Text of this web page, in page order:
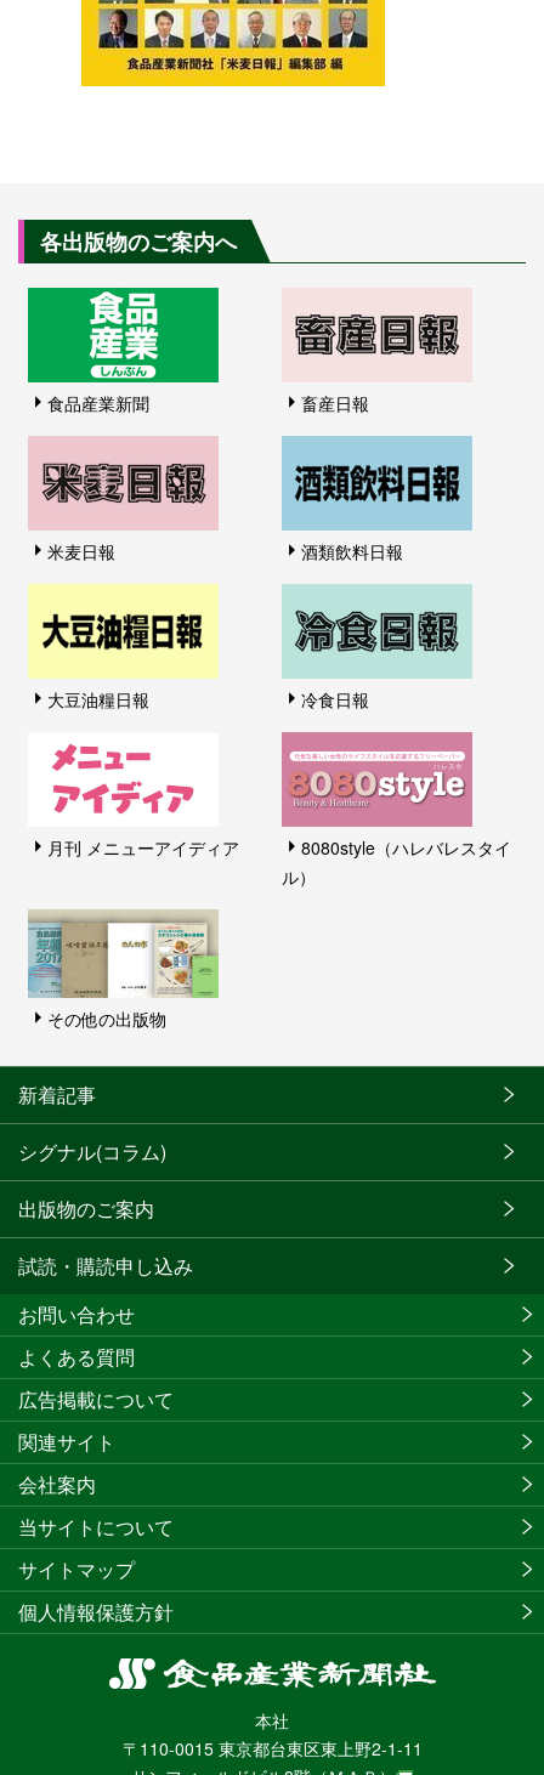
各出版物のご案内へ
食品産業新聞 畜産日報
米麦日報 酒類飲料日報
大豆油糧日報 冷食日報
月刊 メニューアイディア
8080style（ハレバレスタイ
ル）
その他の出版物
新着記事
シグナル(コラム)
出版物のご案内
試読・購読申し込み
食
産
業
本社
〒110-0015 東京都台東区東上野2-1-11
お問い合わせ
よくある質問
広告掲載について
関連サイト
会社案内
当サイトについて
サイトマップ
個人情報保護方針